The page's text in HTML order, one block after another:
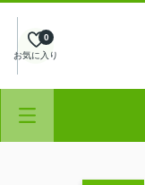
お気に入り
0